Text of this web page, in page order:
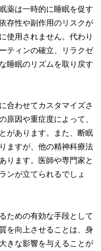
薬は一時的に睡眠を促す
存性や副作用のリスクが
使用されません。代わり
ティンの確立、リラクゼ
睡眠のリズムを取り戻す
合わせてカスタマイズさ
原因や重症度によって、
があります。また、断眠
ますが、他の精神科療法
ります。医師や専門家と
ンが立てられるでしょ
ための有効な手段として
を向上させることは、身
きな影響を与えることが